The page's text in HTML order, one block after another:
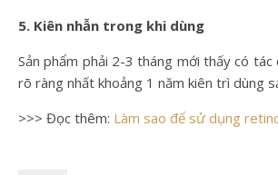
5. Kiên nhẫn trong khi dùng
Sản phẩm phải 2-3 tháng mới thấy có tác
rõ ràng nhất khoảng 1 năm kiên trì dùng
>>> Đọc thêm: Làm sao để sử dụng